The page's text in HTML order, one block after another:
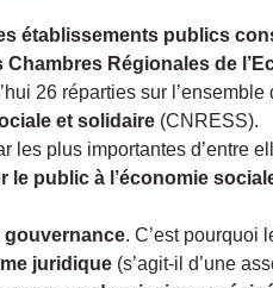
établissements publics
Régionales de
26 réparties sur
et solidaire (CNRESS).
les plus importantes d’entre
public à l’économie
gouvernance. C’est pourquoi
juridique (s’agit-il d’une